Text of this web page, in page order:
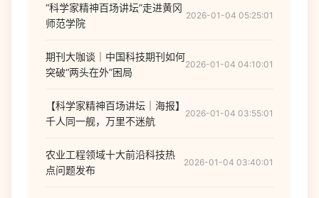
“科学家精神百场讲坛”走进黄冈
师范学院
2026-01-04 05:25:01
期刊大咖谈｜中国科技期刊如何
突破“两头在外”困局
2026-01-04 04:10:01
【科学家精神百场讲坛｜海报】
千人同一舰，万里不迷航
2026-01-04 03:55:01
农业工程领域十大前沿科技热
点问题发布
2026-01-04 03:40:01